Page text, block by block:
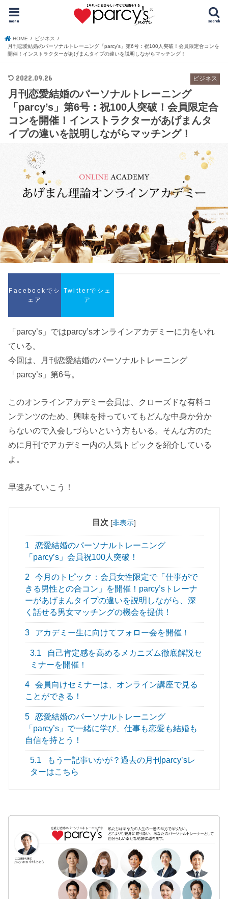
search
menu
HOME
ビジネス
月刊恋愛結婚のパーソナルトレーニング「parcy's」第6号：祝100人突破！会員限定合コンを
開催！インストラクターがあげまんタイプの違いを説明しながらマッチング！
ビジネス
2022.09.26
月刊恋愛結婚のパーソナルトレーニング
「parcy’s」第6号：祝100人突破！会員限定合
コンを開催！インストラクターがあげまんタ
イプの違いを説明しながらマッチング！
Facebookでシ
ェア
Twitterでシェ
ア
「parcy’s」ではparcy’sオンラインアカデミーに力をいれ
ている。
今回は、月刊恋愛結婚のパーソナルトレーニング
「parcy’s」第6号。
このオンラインアカデミー会員は、クローズドな有料コ
ンテンツのため、興味を持っていてもどんな中身か分か
らないので入会しづらいという方もいる。そんな方のた
めに月刊でアカデミー内の人気トピックを紹介している
よ。
早速みていこう！
目次 [非表示]
1
恋愛結婚のパーソナルトレーニング
「parcy’s」会員祝100人突破！
2
今月のトピック：会員女性限定で「仕事がで
きる男性との合コン」を開催！parcy’sトレーナ
ーがあげまんタイプの違いを説明しながら、深
く話せる男女マッチングの機会を提供！
3 アカデミー生に向けてフォロー会を開催！
3.1
自己肯定感を高めるメカニズム徹底解説セ
ミナーを開催！
4
会員向けセミナーは、オンライン講座で見る
ことができる！
5
恋愛結婚のパーソナルトレーニング
「parcy’s」で一緒に学び、仕事も恋愛も結婚も
自信を持とう！
5.1
もう一記事いかが？過去の月刊parcy’sレ
ターはこちら